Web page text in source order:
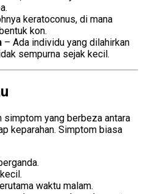
keratoconus, di mana
kon.
– Ada individu yang dilahirkan
sempurna sejak kecil.
simptom yang berbeza antara
keparahan. Simptom biasa
waktu malam.